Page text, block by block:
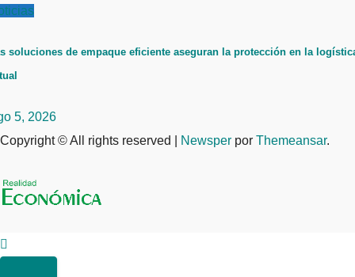
soluciones de empaque eficiente aseguran la protección en la
5, 2026
Copyright © All rights reserved
Newsper por Themeansar.